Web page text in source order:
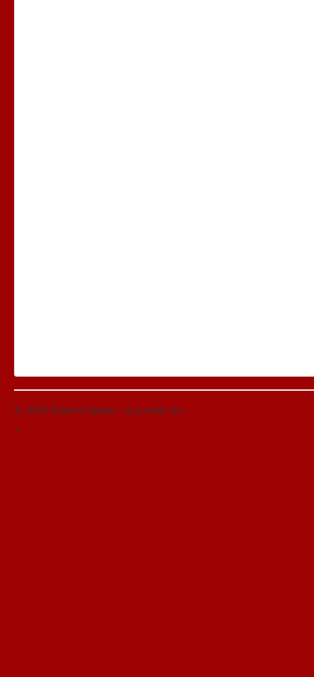
© 2026 Diario Cañada - Acá estás vos
<